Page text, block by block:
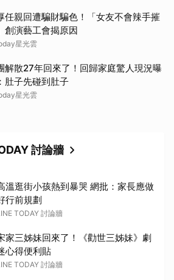
任親回遭騙財騙色！「女友不會辣手摧
創演藝工會揭原因
星光雲
解散27年回來了！回歸家庭驚人現況曝
肚子先碰到肚子
星光雲
討論牆
溫逛街小孩熱到暴哭 網批：家長應做
行前規劃
TODAY 討論牆
家三姊妹回來了！《勸世三姊妹》劇
心得便利貼
TODAY 討論牆